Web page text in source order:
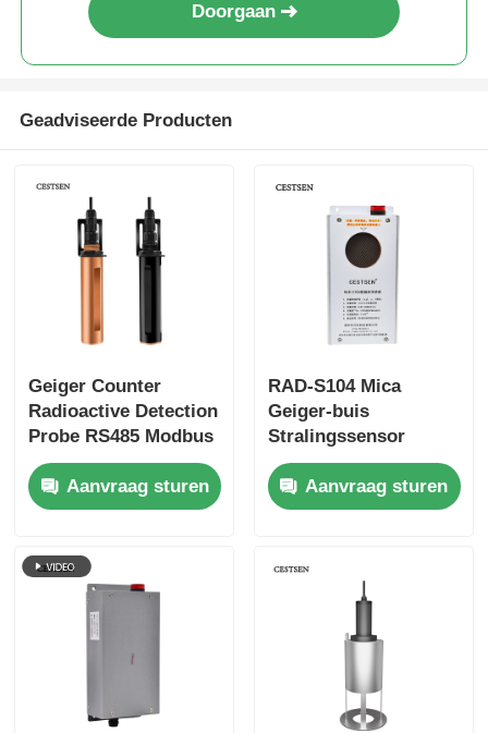
De Teller van het stofdeeltje
Monitoringsysteem voor de luchtkwaliteit buiten
Ozonedetector
Taiwan Huibo Ultrasone Instrumenten Serie
Glasvezelthermometer
Infrarood emissiviteitsdetector
Doorgaan
Geadviseerde Producten
Geiger Counter
Radioactive Detection
Probe RS485 Modbus
voor water RAD-S201
serieAanvraag sturen
RAD-S104 Mica
Geiger-buis
Stralingssensor
CESTSEN Nucleaire
Stralingsalarm
Aanvraag sturen